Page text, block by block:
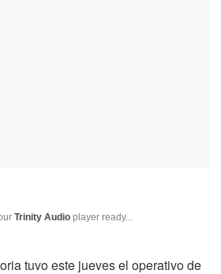
Trinity Audio player ready...
tuvo este jueves el operativo de